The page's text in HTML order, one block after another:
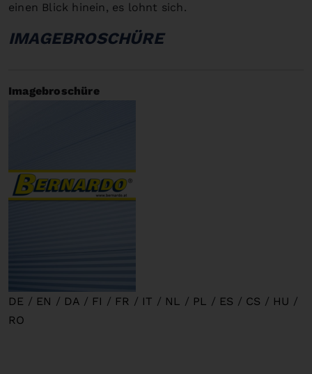
einen Blick hinein, es lohnt sich.
IMAGEBROSCHÜRE
Imagebroschüre
DE / EN / DA / FI / FR / IT / NL / PL / ES / CS / HU /
RO